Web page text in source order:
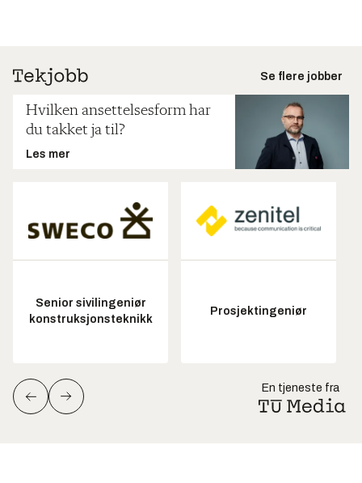
Se flere jobber
Hvilken ansettelsesform har
du takket ja til?
Les mer
Senior sivilingeniør
konstruksjonsteknikk
Prosjektingeniør
En tjeneste fra